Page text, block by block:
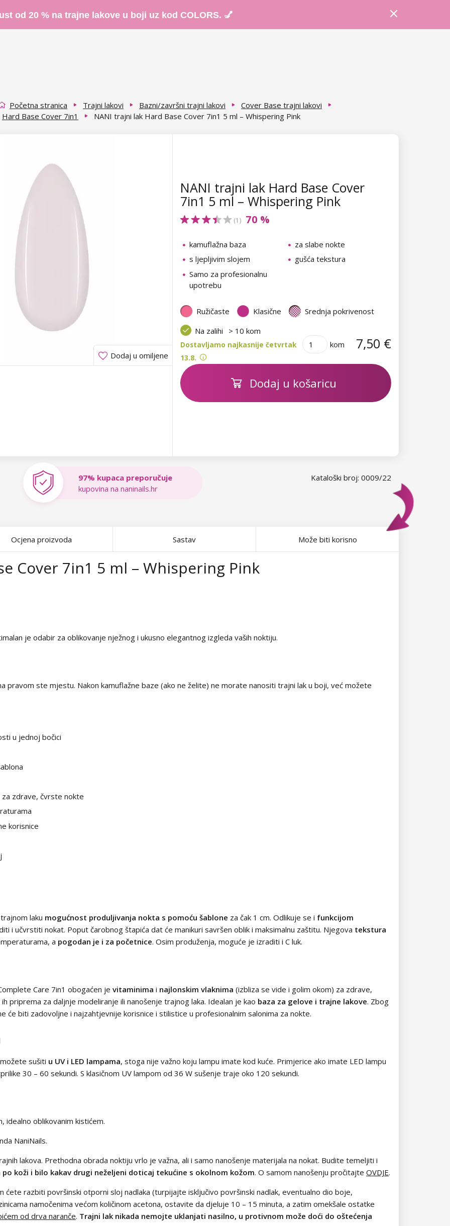
od 20 % na trajne lakove u boji uz kod COLORS. 💅
Početna stranica Trajni lakovi Bazni/završni trajni lakovi
Cover Base trajni lakovi
Hard Base Cover 7in1
NANI trajni lak Hard Base Cover 7in1 5 ml – Whispering Pink
Dodaj u omiljene
NANI trajni lak Hard Base Cover
7in1 5 ml – Whispering Pink
(1) 70 %
kamuflažna baza
za slabe nokte
s ljepljivim slojem
gušća tekstura
Samo za profesionalnu
upotrebu
Ružičaste Klasične
Srednja pokrivenost
Na zalihi
> 10 kom
Dostavljamo najkasnije četvrtak
13.8.
kom 7,50 €
Dodaj u košaricu
Kataloški broj: 0009/22
97% kupaca preporučuje
kupovina na naninails.hr
Cover 7in1 5 ml – Whispering Pink
je odabir za oblikovanje nježnog i ukusno elegantnog izgleda vaših noktiju.
pravom ste mjestu. Nakon kamuflažne baze (ako ne želite) ne morate nanositi trajni lak u boji, već možete
u jednoj bočici
za zdrave, čvrste nokte
korisnice
laku mogućnost produljivanja nokta s pomoću šablone za čak 1 cm. Odlikuje se i funkcijom
i učvrstiti nokat. Poput čarobnog štapića dat će manikuri savršen oblik i maksimalnu zaštitu. Njegova tekstura
a pogodan je i za početnice. Osim produženja, moguće je izraditi i C luk.
Care 7in1 obogaćen je vitaminima i najlonskim vlaknima (izbliza se vide i golim okom) za zdrave,
priprema za daljnje modeliranje ili nanošenje trajnog laka. Idealan je kao baza za gelove i trajne lakove. Zbog
će biti zadovoljne i najzahtjevnije korisnice i stilistice u profesionalnim salonima za nokte.
sušiti u UV i LED lampama, stoga nije važno koju lampu imate kod kuće. Primjerice ako imate LED lampu
30 – 60 sekundi. S klasičnom UV lampom od 36 W sušenje traje oko 120 sekundi.
idealno oblikovanim kistićem.
NaniNails.
lakova. Prethodna obrada noktiju vrlo je važna, ali i samo nanošenje materijala na nokat. Budite temeljiti i
koži i bilo kakav drugi neželjeni doticaj tekućine s okolnom kožom. O samom nanošenju pročitajte OVDJE.
ćete razbiti površinski otporni sloj nadlaka (turpijajte isključivo površinski nadlak, eventualno dio boje,
namočenima većom količinom acetona, ostavite da djeluje 10 – 15 minuta, a zatim omekšale ostatke
od drva naranče. Trajni lak nikada nemojte uklanjati nasilno, u protivnom može doći do oštećenja
Ocjena proizvoda Sastav Može biti korisno